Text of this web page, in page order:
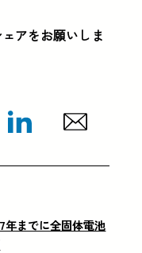
アをお願いしま
年までに全固体電池